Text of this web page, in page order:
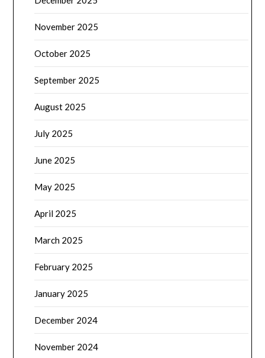
November 2025
October 2025
September 2025
August 2025
July 2025
June 2025
May 2025
April 2025
March 2025
February 2025
January 2025
December 2024
November 2024